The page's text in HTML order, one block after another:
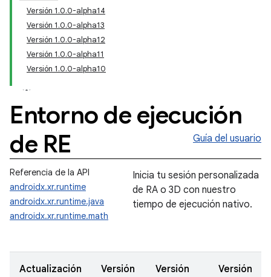
Versión 1.0.0-alpha14
Versión 1.0.0-alpha13
Versión 1.0.0-alpha12
Versión 1.0.0-alpha11
Versión 1.0.0-alpha10
Entorno de ejecución
de RE
Guía del usuario
Referencia de la API
androidx.xr.runtime
androidx.xr.runtime.java
androidx.xr.runtime.math
Inicia tu sesión personalizada
de RA o 3D con nuestro
tiempo de ejecución nativo.
Actualización
Versión
Versión
Versión